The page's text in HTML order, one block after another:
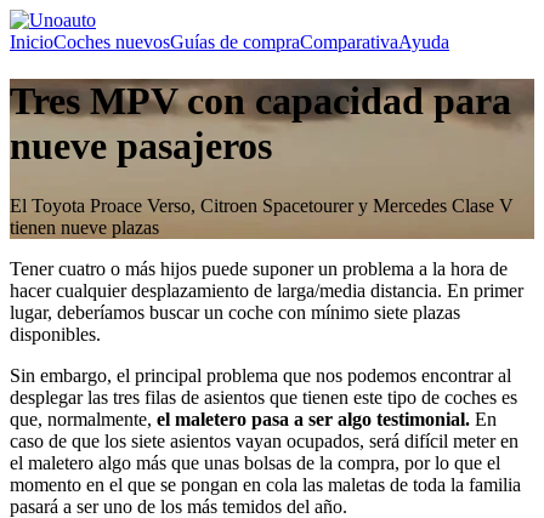
InicioCoches nuevosGuías de compraComparativaAyuda
Tres MPV con capacidad para
nueve pasajeros
El Toyota Proace Verso, Citroen Spacetourer y Mercedes Clase V
tienen nueve plazas
Tener cuatro o más hijos puede suponer un problema a la hora de
hacer cualquier desplazamiento de larga/media distancia. En primer
lugar, deberíamos buscar un coche con mínimo siete plazas
disponibles.
Sin embargo, el principal problema que nos podemos encontrar al
desplegar las tres filas de asientos que tienen este tipo de coches es
que, normalmente, el maletero pasa a ser algo testimonial. En
caso de que los siete asientos vayan ocupados, será difícil meter en
el maletero algo más que unas bolsas de la compra, por lo que el
momento en el que se pongan en cola las maletas de toda la familia
pasará a ser uno de los más temidos del año.